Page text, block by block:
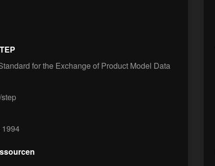
for the Exchange of Product Model Data
1994